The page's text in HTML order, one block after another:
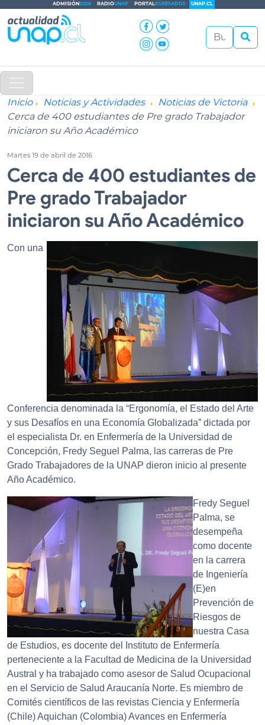
ADMISIÓN2026 RADIOUNAP PORTALEGRESADOS UNAP.CL
Inicio Noticias y Actividades
Noticias de Victoria
Cerca de 400 estudiantes de Pre grado Trabajador
iniciaron su Año Académico
Martes 19 de abril de 2016
Cerca de 400 estudiantes de
Pre grado Trabajador
iniciaron su Año Académico
Con una
Conferencia denominada la “Ergonomía, el Estado del Arte
y sus Desafíos en una Economía Globalizada” dictada por
el especialista Dr. en Enfermería de la Universidad de
Concepción, Fredy Seguel Palma, las carreras de Pre
Grado Trabajadores de la UNAP dieron inicio al presente
Año Académico.
Fredy Seguel
Palma, se
desempeña
como docente
en la carrera
de Ingeniería
(E)en
Prevención de
Riesgos de
nuestra Casa
de Estudios, es docente del Instituto de Enfermería
perteneciente a la Facultad de Medicina de la Universidad
Austral y ha trabajado como asesor de Salud Ocupacional
en el Servicio de Salud Araucanía Norte. Es miembro de
Comités científicos de las revistas Ciencia y Enfermería
(Chile) Aquichan (Colombia) Avances en Enfermería